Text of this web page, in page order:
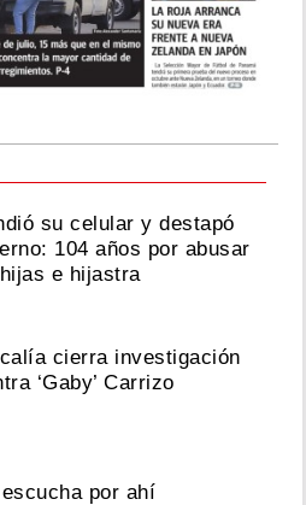
su celular y destapó
104 años por abusar
e hijastra
cierra investigación
‘Gaby’ Carrizo
por ahí